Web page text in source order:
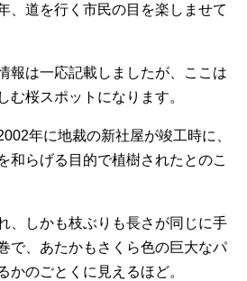
、道を行く市民の目を楽しませて
報は一応記載しましたが、ここは
む桜スポットになります。
年に地裁の新社屋が竣工時に、
和らげる目的で植樹されたとのこ
、しかも枝ぶりも長さが同じに手
で、あたかもさくら色の巨大なパ
かのごとくに見えるほど。